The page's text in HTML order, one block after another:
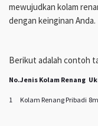
mewujudkan kolam
dengan keinginan Anda.
Berikut adalah contoh
No.Jenis Kolam Renang
1 Kolam Renang Pribadi